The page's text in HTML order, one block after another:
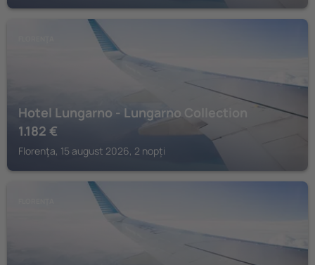
Hotel Lungarno - Lungarno Collection
1.182 €
Florenţa, 15 august 2026, 2 nopți